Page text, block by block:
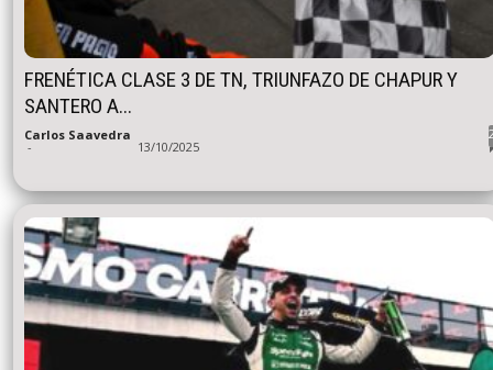
FRENÉTICA CLASE 3 DE TN, TRIUNFAZO DE CHAPUR Y
SANTERO A...
Carlos Saavedra
- 13/10/2025